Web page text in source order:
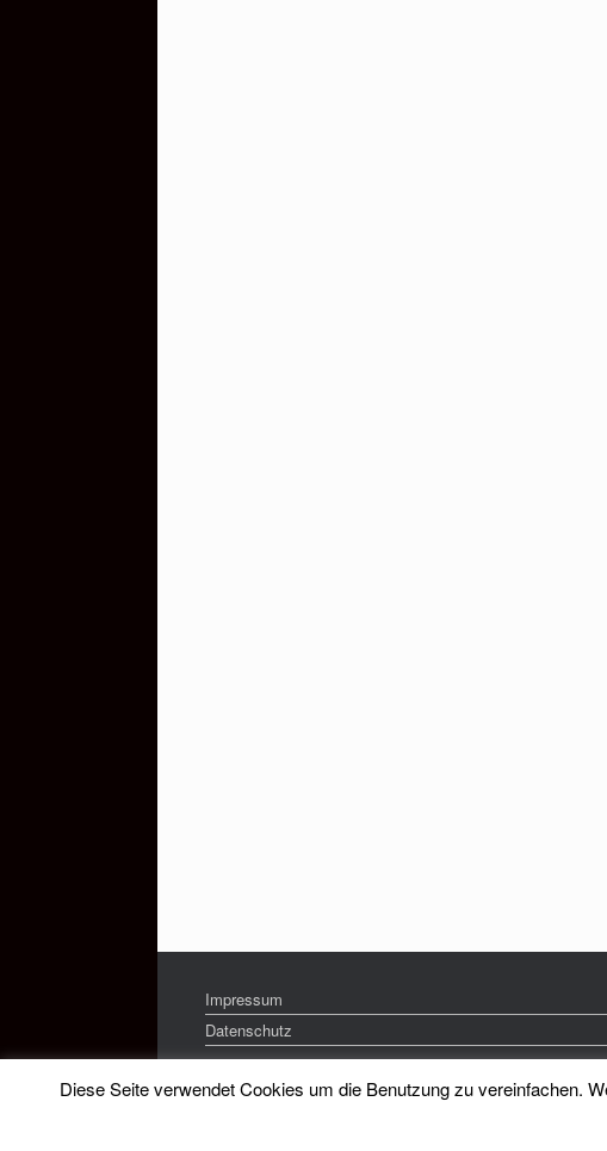
Impressum
Datenschutz
Diese Seite verwendet Cookies um die Benutzung zu vereinfachen.